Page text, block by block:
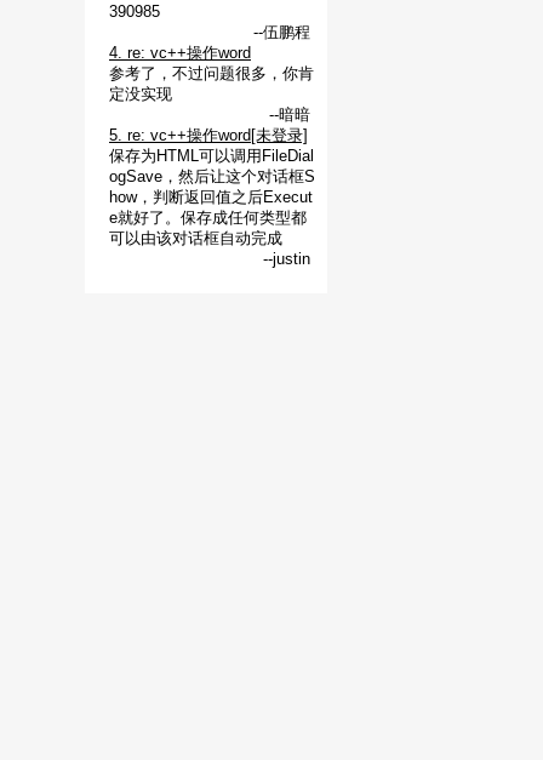
390985
--伍鹏程
4. re: vc++操作word
参考了，不过问题很多，你肯
定没实现
--暗暗
5. re: vc++操作word[未登录]
保存为HTML可以调用FileDial
ogSave，然后让这个对话框S
how，判断返回值之后Execut
e就好了。保存成任何类型都
可以由该对话框自动完成
--justin